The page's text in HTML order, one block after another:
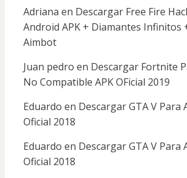
Adriana en Descargar Free Fire
Android APK + Diamantes Infinitos
Aimbot
Juan pedro en Descargar Fortnite
No Compatible APK OFicial 2019
Eduardo en Descargar GTA V Para
Oficial 2018
Eduardo en Descargar GTA V Para
Oficial 2018